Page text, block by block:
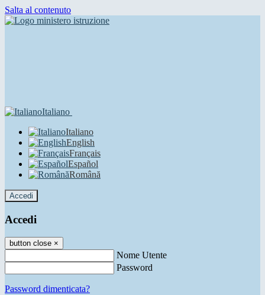
Salta al contenuto
Italiano
Italiano
English
Français
Español
Română
Accedi
Accedi
button close ×
Nome Utente
Password
Password dimenticata?